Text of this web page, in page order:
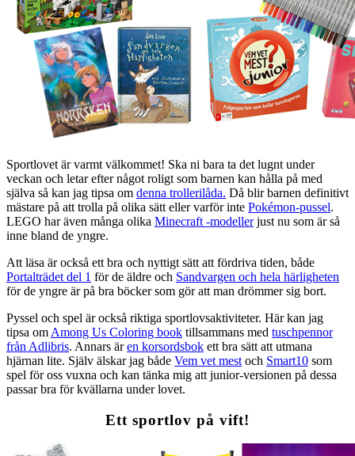
Sportlovet är varmt välkommet! Ska ni bara ta det lugnt under
veckan och letar efter något roligt som barnen kan hålla på med
själva så kan jag tipsa om denna trollerilåda. Då blir barnen definitivt
mästare på att trolla på olika sätt eller varför inte Pokémon-pussel.
LEGO har även många olika Minecraft -modellerjust nu som är så
inne bland de yngre.
Att läsa är också ett bra och nyttigt sätt att fördriva tiden, både
Portalträdet del 1 för de äldre och Sandvargen och hela härligheten
för de yngre är på bra böcker som gör att man drömmer sig bort.
Pyssel och spel är också riktiga sportlovsaktiviteter. Här kan jag
tipsa om Among Us Coloring book tillsammans med tuschpennor
från Adlibris. Annars ären korsordsbok ett bra sätt att utmana
hjärnan lite. Själv älskar jag både Vem vet mest och Smart10 som
spel för oss vuxna och kan tänka mig att junior-versionen på dessa
passar bra för kvällarna under lovet.
Ett sportlov på vift!